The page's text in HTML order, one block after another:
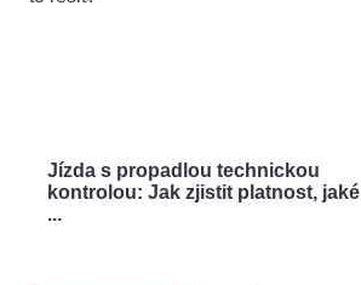
Jízda s propadlou technickou
kontrolou: Jak zjistit platnost, jaké
...